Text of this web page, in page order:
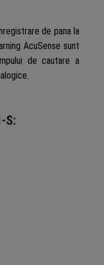
de pana la
AcuSense sunt
de cautare a
S: